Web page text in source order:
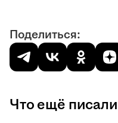
Поделиться:
Что ещё